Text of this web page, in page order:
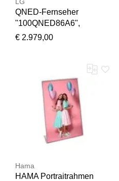
QNED-Fernseher
"100QNED86A6",
Energieeffizienz: F,
€ 2.979,00
Hama
HAMA Portraitrahmen